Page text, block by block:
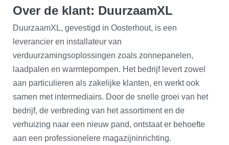
Over de klant: DuurzaamXL
DuurzaamXL, gevestigd in Oosterhout, is een
leverancier en installateur van
verduurzamingsoplossingen zoals zonnepanelen,
laadpalen en warmtepompen. Het bedrijf levert zowel
aan particulieren als zakelijke klanten, en werkt ook
samen met intermediairs. Door de snelle groei van het
bedrijf, de verbreding van het assortiment en de
verhuizing naar een nieuw pand, ontstaat er behoefte
aan een professionelere magazijninrichting.